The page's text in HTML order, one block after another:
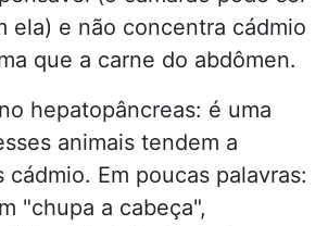
ela) e não concentra cádmio
que a carne do abdômen.
hepatopâncreas: é uma
animais tendem a
cádmio. Em poucas palavras:
"chupa a cabeça",